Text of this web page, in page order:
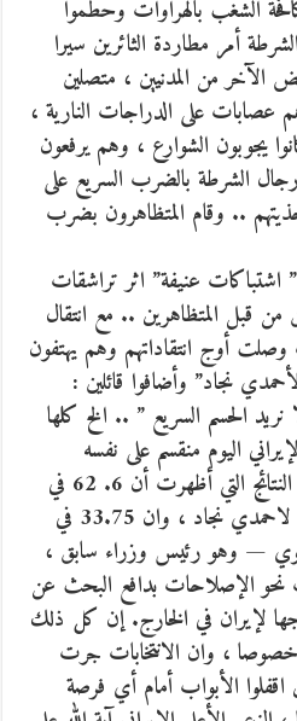
الشغب بالهراوات وحطموا
أمر مطاردة الثائرين سيرا
الآخر من المدنيين ، متصلين
عصابات على الدراجات النارية ،
يجوبون الشوارع ، وهم يرفعون
رجال الشرطة بالضرب السريع على
.. وقام المتظاهرون بضرب
عنيفة” اثر تراشقات
قبل المتظاهرين .. مع انتقال
أوج انتقاداتهم وهم يهتفون
نجاد” وأضافوا قائلين :
نريد الحسم السريع ” .. الخ كلها
اليوم منقسم على نفسه
انقساما خطيرا ، وعندما نرى النتائج التي أظهرت أن 6. 62 في
المئة من الأصوات قد منحت لاحمدي نجاد ، وان 33.75 في
— وهو رئيس وزراء سابق ،
نحو الإصلاحات بدافع البحث عن
لإيران في الخارج. إن كل ذلك
، خصوصا ، وان الانتخابات جرت
اقفلوا الأبواب أمام أي فرصة